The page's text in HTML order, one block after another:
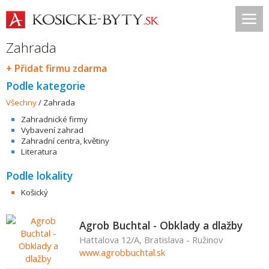
Zahrada
+ Přidat firmu zdarma
Podle kategorie
Všechny/ Zahrada
Zahradnické firmy
Vybavení zahrad
Zahradní centra, květiny
Literatura
Podle lokality
Košický
Agrob Buchtal - Obklady a dlažby
Hattalova 12/A, Bratislava - Ružinov
www.agrobbuchtal.sk